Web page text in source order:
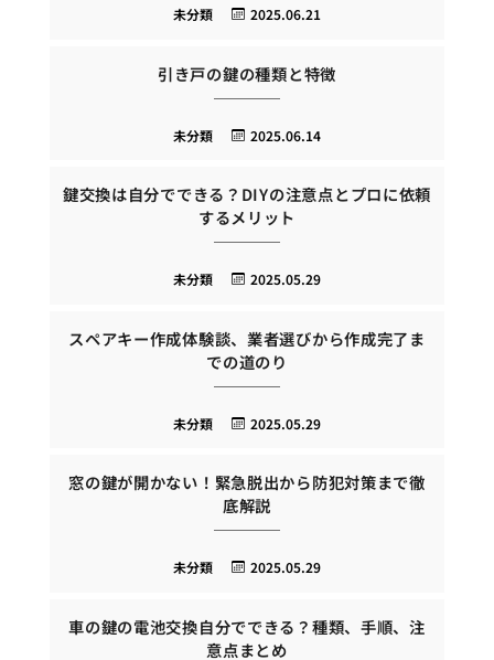
2025.06.21
未分類
引き戸の鍵の種類と特徴
2025.06.14
未分類
鍵交換は自分でできる？DIYの注意点とプロに依頼
するメリット
2025.05.29
未分類
スペアキー作成体験談、業者選びから作成完了ま
での道のり
2025.05.29
未分類
窓の鍵が開かない！緊急脱出から防犯対策まで徹
底解説
2025.05.29
未分類
車の鍵の電池交換自分でできる？種類、手順、注
意点まとめ